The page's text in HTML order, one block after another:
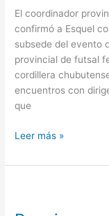
El coordinador
confirmó a Esquel
subsede del evento
provincial de futsal
cordillera
encuentros con
que
femenino
Leer más »